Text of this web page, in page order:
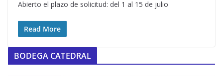
Abierto el plazo de solicitud: del 1 al 15 de julio
Read More
BODEGA CATEDRAL